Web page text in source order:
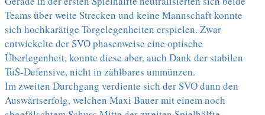
Teams über weite Strecken und keine Mannschaft konnte
sich hochkarätige Torgelegenheiten erspielen. Zwar
entwickelte der SVO phasenweise eine optische
Überlegenheit, konnte diese aber, auch Dank der stabilen
TuS-Defensive, nicht in zählbares ummünzen.
Im zweiten Durchgang verdiente sich der SVO dann den
Auswärtserfolg, welchen Maxi Bauer mit einem noch